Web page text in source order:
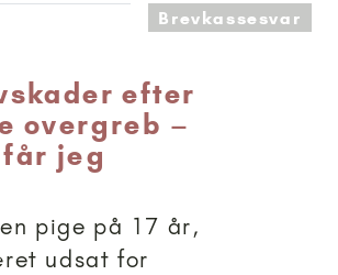
anbefalet til 15+Brevkassesvar
efter
overgreb –
får jeg
pige på 17 år,
udsat for